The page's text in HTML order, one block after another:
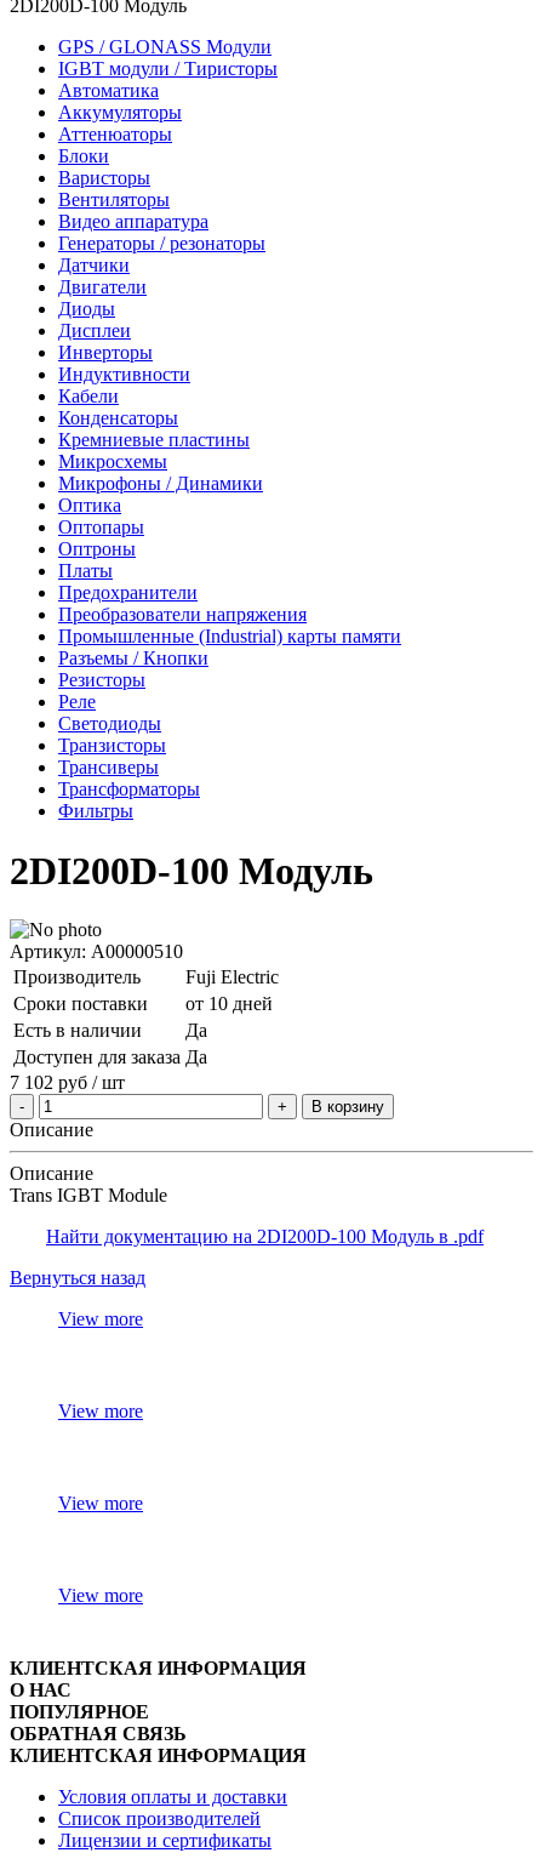
2DI200D-100 Модуль
GPS / GLONASS Модули
IGBT модули / Тиристоры
Автоматика
Аккумуляторы
Аттенюаторы
Блоки
Варисторы
Вентиляторы
Видео аппаратура
Генераторы / резонаторы
Датчики
Двигатели
Диоды
Дисплеи
Инверторы
Индуктивности
Кабели
Конденсаторы
Кремниевые пластины
Микросхемы
Микрофоны / Динамики
Оптика
Оптопары
Оптроны
Платы
Предохранители
Преобразователи напряжения
Промышленные (Industrial) карты памяти
Разъемы / Кнопки
Резисторы
Реле
Светодиоды
Транзисторы
Трансиверы
Трансформаторы
Фильтры
2DI200D-100 Модуль
Артикул: A00000510
Производитель
Fuji Electric
Сроки поставки
от 10 дней
Есть в наличии
Да
Доступен для заказа Да
7 102 руб / шт
В корзину
Описание
Описание
Trans IGBT Module
Найти документацию на 2DI200D-100 Модуль в .pdf
Вернуться назад
View more
View more
View more
View more
КЛИЕНТСКАЯ ИНФОРМАЦИЯ
О НАС
ПОПУЛЯРНОЕ
ОБРАТНАЯ СВЯЗЬ
КЛИЕНТСКАЯ ИНФОРМАЦИЯ
Условия оплаты и доставки
Список производителей
Лицензии и сертификаты